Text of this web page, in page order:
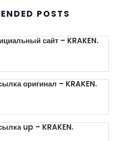
POSTS
сайт – KRAKEN.
оригинал – KRAKEN.
up – KRAKEN.